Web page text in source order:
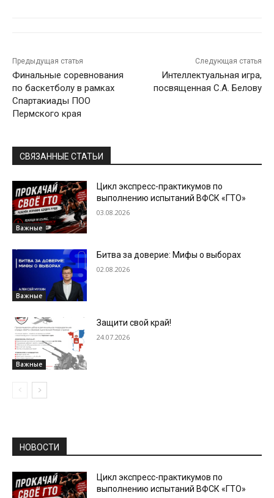
Предыдущая статья
Финальные соревнования
по баскетболу в рамках
Спартакиады ПОО
Пермского края
Следующая статья
Интеллектуальная игра,
посвященная С.А. Белову
СВЯЗАННЫЕ СТАТЬИ
Важные
Цикл экспресс-практикумов по
выполнению испытаний ВФСК «ГТО»
03.08.2026
Важные
Битва за доверие: Мифы о выборах
02.08.2026
Важные
Защити свой край!
24.07.2026
НОВОСТИ
Цикл экспресс-практикумов по
выполнению испытаний ВФСК «ГТО»